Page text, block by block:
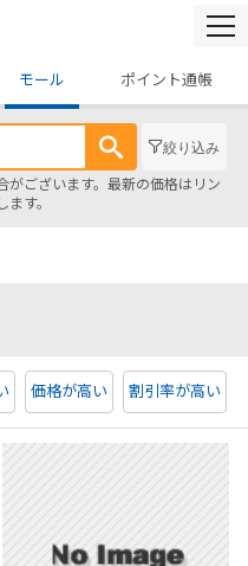
モール ポイント通帳
絞り込み
ございます。最新の価格はリン
す。
価格が高い 割引率が高い